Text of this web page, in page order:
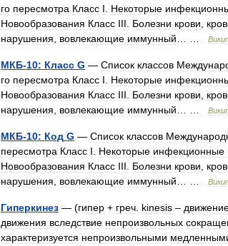
го пересмотра Класс I Некоторые
Новообразования Класс III Болезни крови
нарушения
вовлекающие иммунный
МКБ-10: Класс G — Список классов
го пересмотра Класс I Некоторые
Новообразования Класс III Болезни крови
нарушения
вовлекающие иммунный
МКБ-10: Код G — Список классов
пересмотра Класс I Некоторые инфекционные
Новообразования Класс III Болезни крови
нарушения
вовлекающие иммунный
Гиперкинез — (гипер + греч kinesis –
движения вследствие непроизвольных
характеризуется непроизвольными